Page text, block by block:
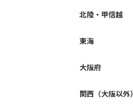
北陸・甲信越
東海
大阪府
関西（大阪以外）